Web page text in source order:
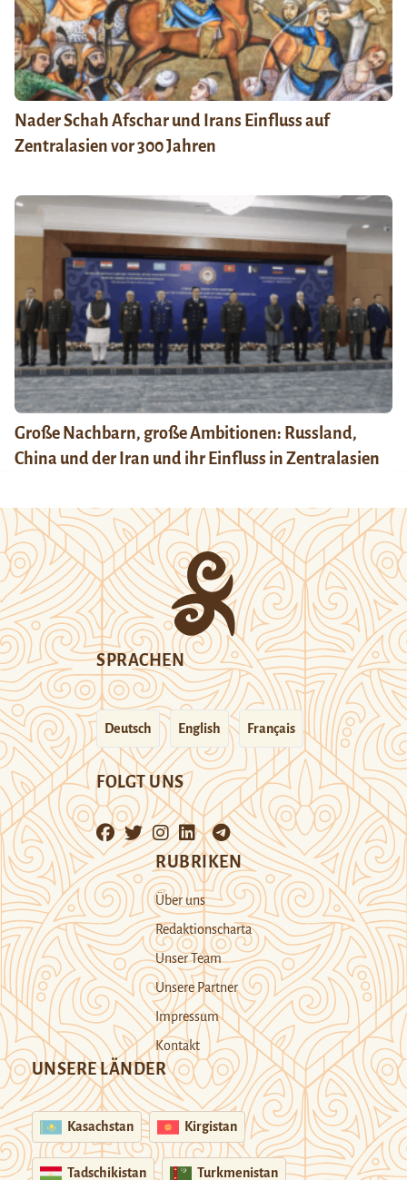
Nader Schah Afschar und Irans Einfluss auf
Zentralasien vor 300 Jahren
Große Nachbarn, große Ambitionen: Russland,
China und der Iran und ihr Einfluss in Zentralasien
SPRACHEN
Deutsch English Français
FOLGT UNS
RUBRIKEN
Über uns
Redaktionscharta
Unser Team
Unsere Partner
Impressum
Kontakt
UNSERE LÄNDER
Kasachstan Kirgistan
Tadschikistan Turkmenistan